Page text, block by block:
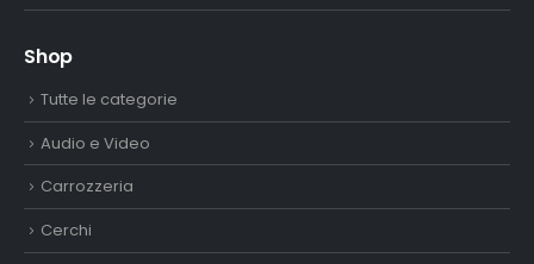
Shop
Tutte le categorie
Audio e Video
Carrozzeria
Cerchi